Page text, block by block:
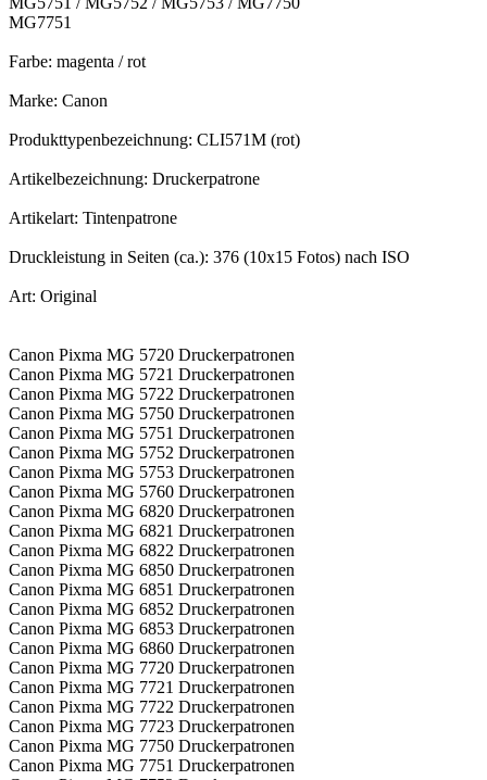
MG7751
Farbe: magenta / rot
Marke: Canon
Produkttypenbezeichnung: CLI571M (rot)
Artikelbezeichnung: Druckerpatrone
Artikelart: Tintenpatrone
Druckleistung in Seiten (ca.): 376 (10x15 Fotos) nach ISO
Art: Original
Canon Pixma MG 5720 Druckerpatronen
Canon Pixma MG 5721 Druckerpatronen
Canon Pixma MG 5722 Druckerpatronen
Canon Pixma MG 5750 Druckerpatronen
Canon Pixma MG 5751 Druckerpatronen
Canon Pixma MG 5752 Druckerpatronen
Canon Pixma MG 5753 Druckerpatronen
Canon Pixma MG 5760 Druckerpatronen
Canon Pixma MG 6820 Druckerpatronen
Canon Pixma MG 6821 Druckerpatronen
Canon Pixma MG 6822 Druckerpatronen
Canon Pixma MG 6850 Druckerpatronen
Canon Pixma MG 6851 Druckerpatronen
Canon Pixma MG 6852 Druckerpatronen
Canon Pixma MG 6853 Druckerpatronen
Canon Pixma MG 6860 Druckerpatronen
Canon Pixma MG 7720 Druckerpatronen
Canon Pixma MG 7721 Druckerpatronen
Canon Pixma MG 7722 Druckerpatronen
Canon Pixma MG 7723 Druckerpatronen
Canon Pixma MG 7750 Druckerpatronen
Canon Pixma MG 7751 Druckerpatronen